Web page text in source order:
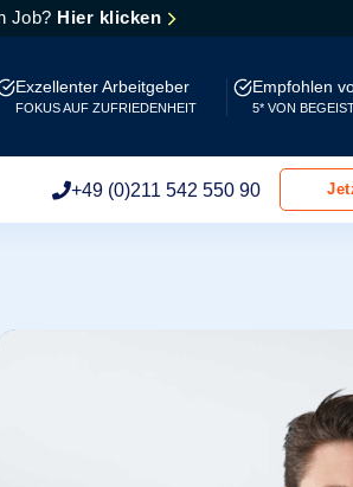
Job? Hier klicken
Exzellenter Arbeitgeber
FOKUS AUF ZUFRIEDENHEIT
Empfohlen
5* VON
+49 (0)211 542 550 90